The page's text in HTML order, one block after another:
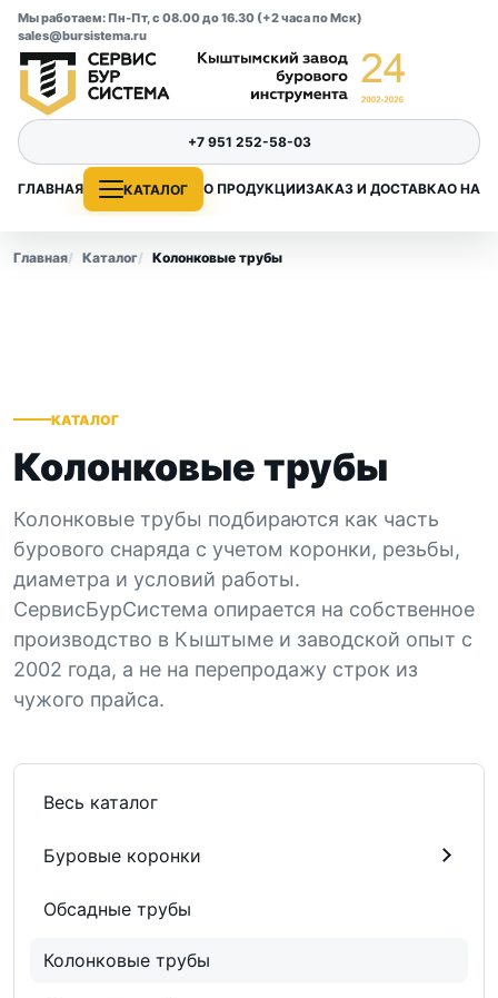
Мы работаем: Пн-Пт, с 08.00 до 16.30 (+2 часа по Мск)
sales@bursistema.ru
ГЛАВНАЯ КАТАЛОГ О ПРОДУКЦИИЗАКАЗ И ДОСТАВКАО НАС
+7 951 252-58-03
Главная Каталог Колонковые трубы
КАТАЛОГ
Колонковые трубы
Колонковые трубы подбираются как часть
бурового снаряда с учетом коронки, резьбы,
диаметра и условий работы.
СервисБурСистема опирается на собственное
производство в Кыштыме и заводской опыт с
2002 года, а не на перепродажу строк из
чужого прайса.
Весь каталог
Буровые коронки
Обсадные трубы
Колонковые трубы